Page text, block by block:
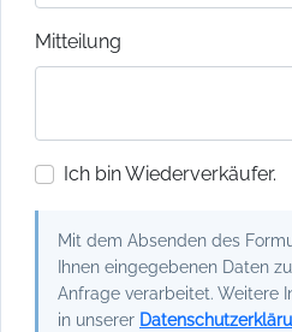
Mitteilung
Ich bin Wiederverkäufer.
Mit dem Absenden des
Ihnen eingegebenen Daten
Anfrage verarbeitet. Weitere
in unserer